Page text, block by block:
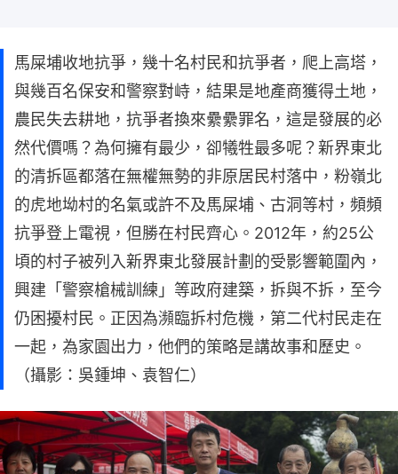
馬屎埔收地抗爭，幾十名村民和抗爭者，爬上高塔，
與幾百名保安和警察對峙，結果是地產商獲得土地，
農民失去耕地，抗爭者換來纍纍罪名，這是發展的必
然代價嗎？為何擁有最少，卻犧牲最多呢？新界東北
的清拆區都落在無權無勢的非原居民村落中，粉嶺北
的虎地坳村的名氣或許不及馬屎埔、古洞等村，頻頻
抗爭登上電視，但勝在村民齊心。2012年，約25公
頃的村子被列入新界東北發展計劃的受影響範圍內，
興建「警察槍械訓練」等政府建築，拆與不拆，至今
仍困擾村民。正因為瀕臨拆村危機，第二代村民走在
一起，為家園出力，他們的策略是講故事和歷史。
（攝影：吳鍾坤、袁智仁）